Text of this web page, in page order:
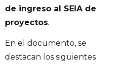
de ingreso al SEIA de
proyectos.
En el documento, se
destacan los siguientes